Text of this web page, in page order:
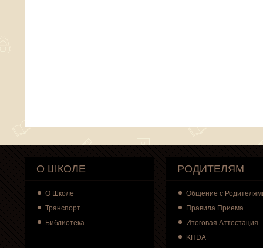
О ШКОЛЕ
О Школе
Транспорт
Библиотека
РОДИТЕЛЯМ
Общение с
Правила Приема
Итоговая Аттестация
KHDA